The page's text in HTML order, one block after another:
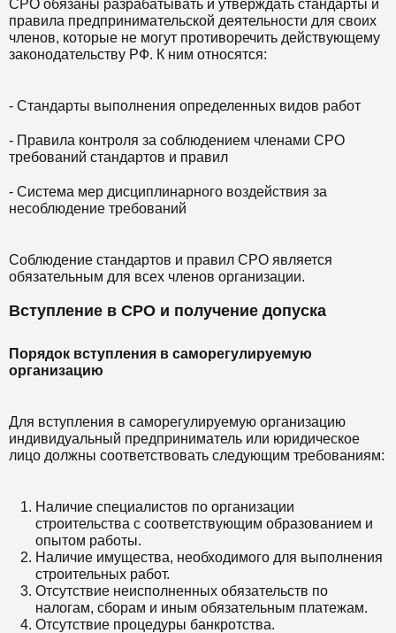
СРО обязаны разрабатывать и утверждать стандарты и
правила предпринимательской деятельности для своих
членов, которые не могут противоречить действующему
законодательству РФ. К ним относятся:
- Стандарты выполнения определенных видов работ
- Правила контроля за соблюдением членами СРО
требований стандартов и правил
- Система мер дисциплинарного воздействия за
несоблюдение требований
Соблюдение стандартов и правил СРО является
обязательным для всех членов организации.
Вступление в СРО и получение допуска
Порядок вступления в саморегулируемую
организацию
Для вступления в саморегулируемую организацию
индивидуальный предприниматель или юридическое
лицо должны соответствовать следующим требованиям:
Наличие специалистов по организации
строительства с соответствующим образованием и
опытом работы.
Наличие имущества, необходимого для выполнения
строительных работ.
Отсутствие неисполненных обязательств по
налогам, сборам и иным обязательным платежам.
Отсутствие процедуры банкротства.